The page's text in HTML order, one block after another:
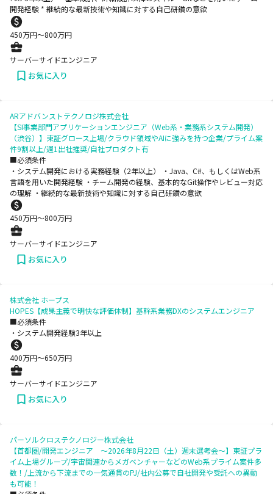
開発経験 * 継続的な最新技術や知識に対する自己研鑽の意欲
450万円〜800万円
サーバーサイドエンジニア
お気に入り
ARアドバンストテクノロジ株式会社
【SI事業部門アプリケーションエンジニア（Web系・業務系システム開発）
（渋谷）】東証グロース上場/クラウド領域やAIに強みを持つ企業/プライム案
件9割以上/週1出社推奨/自社プロダクト有
■必須条件
・システム開発における実務経験（2年以上） ・Java、C#、もしくはWeb系
言語を用いた開発経験 ・チーム開発の経験、基本的なGit操作やレビュー対応
の理解 ・継続的な最新技術や知識に対する自己研鑽の意欲
450万円〜800万円
サーバーサイドエンジニア
お気に入り
株式会社 ホープス
HOPES【成果主義で明快な評価体制】基幹系業務DXのシステムエンジニア
■必須条件
・システム開発経験3年以上
400万円〜650万円
サーバーサイドエンジニア
お気に入り
パーソルクロステクノロジー株式会社
【首都圏/開発エンジニア ～2026年8月22日（土）週末選考会～】東証プラ
イム上場グループ/宇宙関連からメガベンチャーなどのWeb系プライム案件多
数！/上流から下流までの一気通貫のPJ/社内公募で自社開発や受託への異動
も可能！